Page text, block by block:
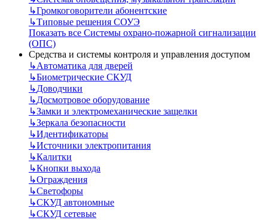
↳Громкоговорители абонентские
↳Типовые решения СОУЭ
Показать все Системы охрано-пожарной сигнализации
(ОПС)
Средства и системы контроля и управления доступом
↳Автоматика для дверей
↳Биометрические СКУД
↳Доводчики
↳Досмотровое оборудование
↳Замки и электромеханические защелки
↳Зеркала безопасности
↳Идентификаторы
↳Источники электропитания
↳Калитки
↳Кнопки выхода
↳Ограждения
↳Светофоры
↳СКУД автономные
↳СКУД сетевые